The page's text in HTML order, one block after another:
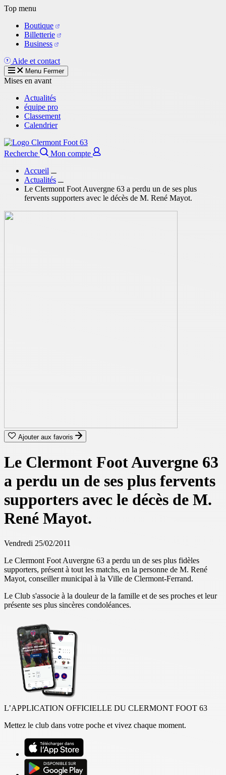
Aller
contenu
principal
Top menu
Boutique
Billetterie
Business
Aide et contact
Menu Fermer
Mises en avant
Actualités
équipe pro
Classement
Calendrier
Recherche
Mon compte
Accueil
Actualités
Le Clermont Foot Auvergne 63 a perdu un de ses plus
fervents supporters avec le décès de M. René Mayot.
Ajouter aux favoris
Le Clermont Foot Auvergne 63
a perdu un de ses plus fervents
supporters avec le décès de M.
René Mayot.
Vendredi 25/02/2011
Le Clermont Foot Auvergne 63 a perdu un de ses plus fidèles
supporters, présent à tout les matchs, en la personne de M. René
Mayot, conseiller municipal à la Ville de Clermont-Ferrand.
Le Club s'associe à la douleur de la famille et de ses proches et leur
présente ses plus sincères condoléances.
L’APPLICATION OFFICIELLE DU CLERMONT FOOT 63
Mettez le club dans votre poche et vivez chaque moment.